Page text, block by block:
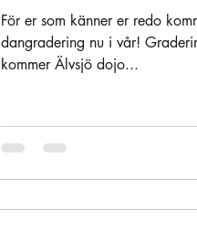
För er som känner er redo
dangradering nu i vår!
kommer Älvsjö dojo...